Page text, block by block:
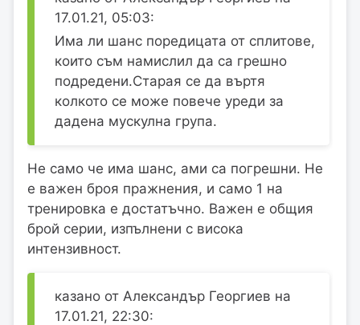
17.01.21, 05:03:
Има ли шанс поредицата от сплитове,
които съм намислил да са грешно
подредени.Старая се да въртя
колкото се може повече уреди за
дадена мускулна група.
Не само че има шанс, ами са погрешни. Не
е важен броя пражнения, и само 1 на
тренировка е достатъчно. Важен е общия
брой серии, изпълнени с висока
интензивност.
казано от Александър Георгиев на
17.01.21, 22:30: